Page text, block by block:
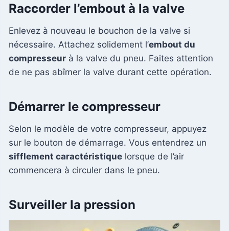
Raccorder l’embout à la valve
Enlevez à nouveau le bouchon de la valve si
nécessaire. Attachez solidement l’embout du
compresseur à la valve du pneu. Faites attention
de ne pas abîmer la valve durant cette opération.
Démarrer le compresseur
Selon le modèle de votre compresseur, appuyez
sur le bouton de démarrage. Vous entendrez un
sifflement caractéristique lorsque de l’air
commencera à circuler dans le pneu.
Surveiller la pression